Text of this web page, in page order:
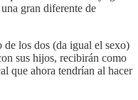
gran diferente de
de los dos (da igual el sexo)
sus hijos, recibirán como
que ahora tendrían al hacer